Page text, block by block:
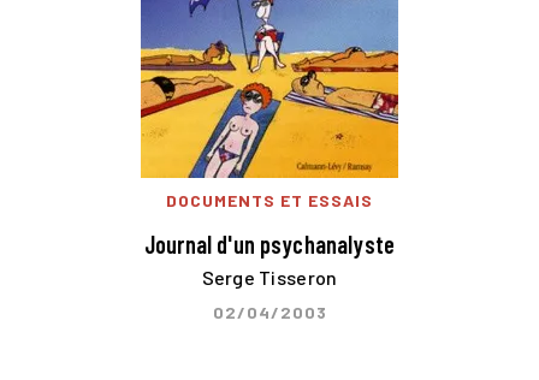
DOCUMENTS ET ESSAIS
Journal d'un psychanalyste
Serge Tisseron
02/04/2003